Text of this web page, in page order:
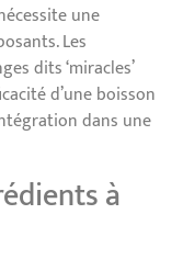
une
Les
dits ‘miracles’
d’une boisson
dans une
à